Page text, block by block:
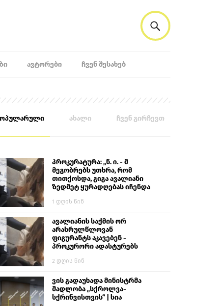
ᲐᲕᲢᲝᲠᲔᲑᲘ ᲩᲕᲔᲜ ᲨᲔᲡᲐᲮᲔᲑ
ახალი ჩვენ გირჩევთ
პროკურატურა: „ნ. ი. - მ
მეგობრებს უთხრა, რომ
თითქოსდა, გიგა ავალიანი
ზედმეტ ყურადღებას იჩენდა
ალექსანდრე გაბაშვილი
გიგა ავალიანს“
1 დღის წინ
ავალიანის საქმის ორ
არასრულწლოვან
ფიგურანტს აკავებენ -
პროკურორი ადასტურებს
2 დღის წინ
ვის გადაუხადა მინისტრმა
მადლობა „სქროლვა-
სქრინვისთვის“ | სია